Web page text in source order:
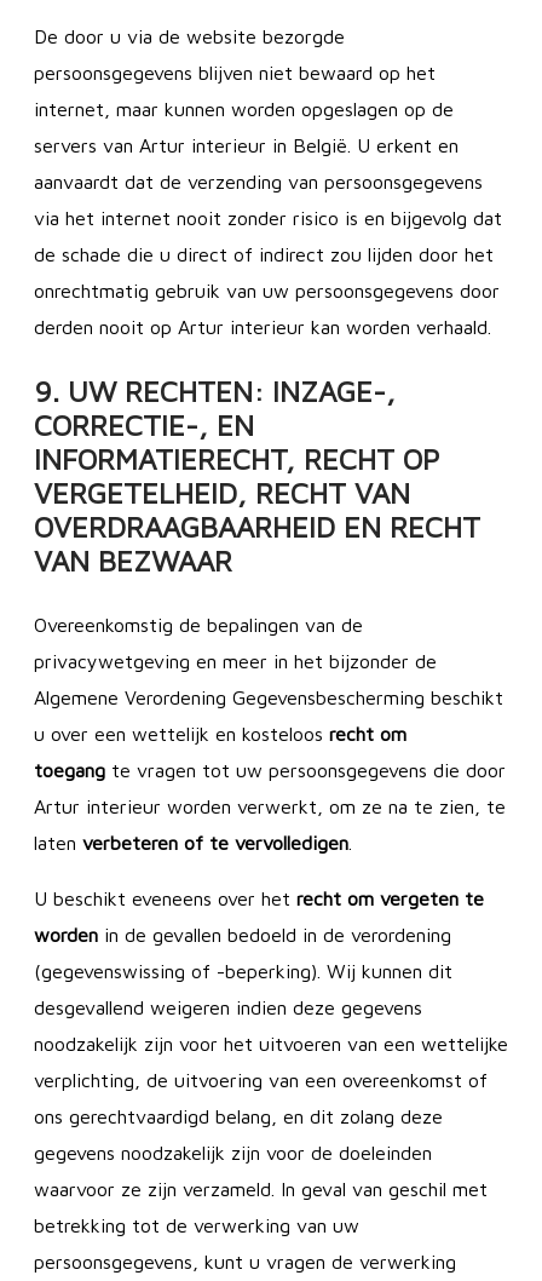
De door u via de website bezorgde
persoonsgegevens blijven niet bewaard op het
internet, maar kunnen worden opgeslagen op de
servers van Artur interieur in België. U erkent en
aanvaardt dat de verzending van persoonsgegevens
via het internet nooit zonder risico is en bijgevolg dat
de schade die u direct of indirect zou lijden door het
onrechtmatig gebruik van uw persoonsgegevens door
derden nooit op Artur interieur kan worden verhaald.
9. UW RECHTEN: INZAGE-,
CORRECTIE-, EN
INFORMATIERECHT, RECHT OP
VERGETELHEID, RECHT VAN
OVERDRAAGBAARHEID EN RECHT
VAN BEZWAAR
Overeenkomstig de bepalingen van de
privacywetgeving en meer in het bijzonder de
Algemene Verordening Gegevensbescherming beschikt
u over een wettelijk en kosteloos recht om
toegang te vragen tot uw persoonsgegevens die door
Artur interieur worden verwerkt, om ze na te zien, te
laten verbeteren of te vervolledigen
U beschikt eveneens over het recht om vergeten te
worden in de gevallen bedoeld in de verordening
(gegevenswissing of -beperking). Wij kunnen dit
desgevallend weigeren indien deze gegevens
noodzakelijk zijn voor het uitvoeren van een wettelijke
verplichting, de uitvoering van een overeenkomst of
ons gerechtvaardigd belang, en dit zolang deze
gegevens noodzakelijk zijn voor de doeleinden
waarvoor ze zijn verzameld. In geval van geschil met
betrekking tot de verwerking van uw
persoonsgegevens, kunt u vragen de verwerking